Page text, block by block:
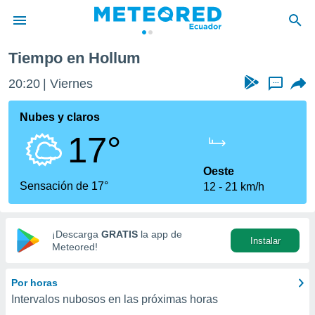
de
ha
calidad.
a este
las
y
digital
basada
Tiempo en Hollum
20:20 Viernes ...
Nubes y claros
17°
Sensación de 17°
Oeste
12
21 km/h
¡Descarga GRATIS la app de
Meteored!
Instalar
Por horas
Intervalos nubosos en las próximas horas